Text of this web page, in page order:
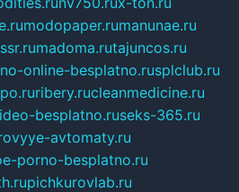
modopaper.rumanunae.ru
madoma.rutajuncos.ru
online-besplatno.rusplclub.ru
ribery.rucleanmedicine.ru
besplatno.ruseks-365.ru
avtomaty.ru
porno-besplatno.ru
pichkurovlab.ru